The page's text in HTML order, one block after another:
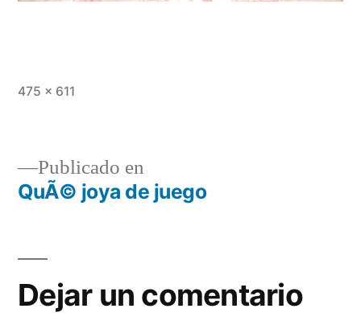
Tamaño
475 × 611
Navegación
entradas
Publicado en
QuÃ© joya de juego
Dejar un comentario